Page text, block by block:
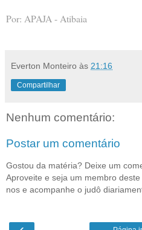
Por: APAJA - Atibaia
Everton Monteiro às 21:16
Compartilhar
Nenhum comentário:
Postar um comentário
Gostou da matéria? Deixe um
Aproveite e seja um membro
nos e acompanhe o judô